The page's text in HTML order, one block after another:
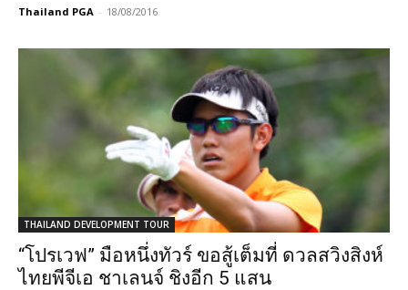
Thailand PGA - 18/08/2016
THAILAND DEVELOPMENT TOUR
“โปรเวฟ” มือหนึ่งทัวร์ ขอสู้เต็มที่ ดวลสวิงสิงห์
ไทยพีจีเอ ชาเลนจ์ ชิงอีก 5 แสน